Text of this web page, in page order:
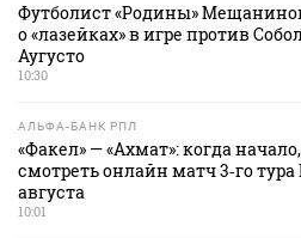
Футболист «Родины»
о «лазейках» в игре против
Аугусто
10:30
АЛЬФА-БАНК РПЛ
«Факел» — «Ахмат»: когда
смотреть онлайн матч 3‑го тура
августа
10:01